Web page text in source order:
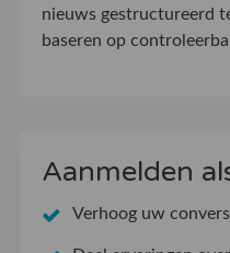
nieuws gestructureerd
baseren op
Aanmelden
Verhoog uw